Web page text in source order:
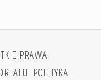
PRAWA
POLITYKA